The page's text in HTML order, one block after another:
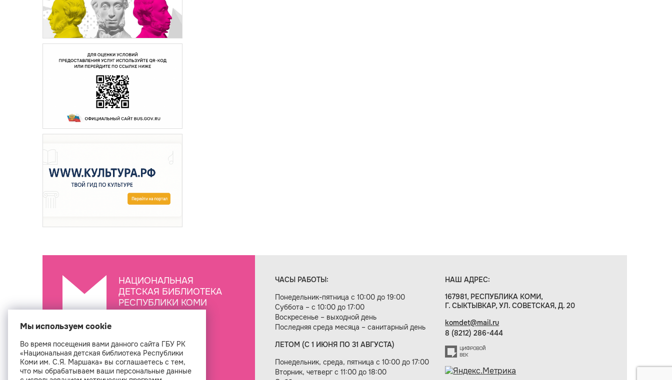
НАЦИОНАЛЬНАЯ
ДЕТСКАЯ БИБЛИОТЕКА
РЕСПУБЛИКИ КОМИ
ЧАСЫ РАБОТЫ:
Понедельник-пятница с 10:00 до 19:00
Суббота – с 10:00 до 17:00
Воскресенье – выходной день
Последняя среда месяца – санитарный день
ЛЕТОМ (С 1 ИЮНЯ ПО 31 АВГУСТА)
Понедельник, среда, пятница с 10:00 до 17:00
Вторник, четверг с 11:00 до 18:00
НАШ АДРЕС:
167981, РЕСПУБЛИКА КОМИ,
Г. СЫКТЫВКАР, УЛ. СОВЕТСКАЯ, Д. 20
komdet@mail.ru
8 (8212) 286-444
Создание сайта — веб-студия «Цифровой век»
Мы используем cookie
Во время посещения вами данного сайта ГБУ РК
«Национальная детская библиотека Республики
Коми им. С.Я. Маршака» вы соглашаетесь с тем,
что мы обрабатываем ваши персональные данные